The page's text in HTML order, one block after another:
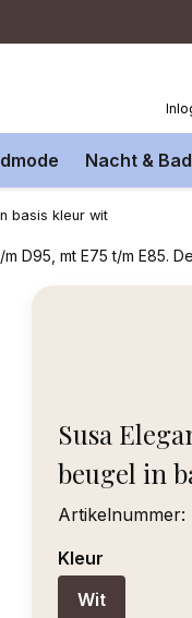
Nacht &
basis kleur wit
D95, mt E75 t/m E85.
Susa
beugel in
Artikelnummer:
Kleur
Wit